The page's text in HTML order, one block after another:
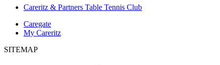
Careritz & Partners Table Tennis Club
Caregate
My Careritz
SITEMAP